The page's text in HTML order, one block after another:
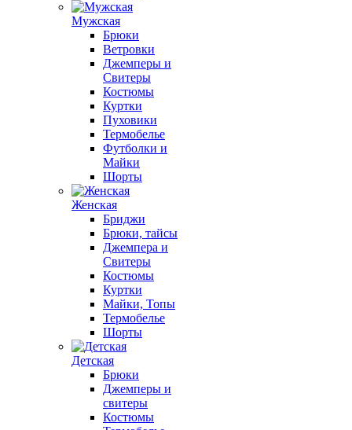
Мужская
Брюки
Ветровки
Джемперы и
Свитеры
Костюмы
Куртки
Пуховики
Термобелье
Футболки и
Майки
Шорты
Женская
Бриджи
Брюки, тайсы
Джемпера и
Свитеры
Костюмы
Куртки
Майки, Топы
Термобелье
Шорты
Детская
Брюки
Джемперы и
свитеры
Костюмы